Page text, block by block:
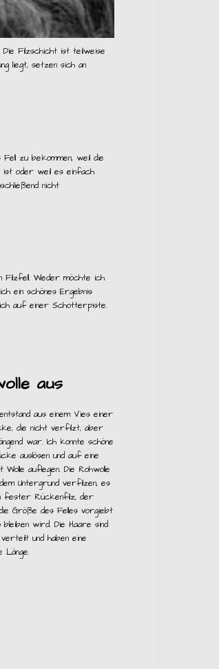
Filzschicht ist teilweise
liegt, setzen sich an
zu bekommen, weil die
oder weil es einfach
nicht
Filzfell. Weder möchte ich
ein schönes Ergebnis
ich auf einer Schotterpiste.
aus
aus einem Vies einer
die nicht verfilzt, aber
war. Ich konnte schöne
auslösen und auf eine
Wolle auflegen. Die Rohwolle
Untergrund verfilzen, es
fester Rückenfilz, der
Größe des Felles vorgiebt
bleiben wird. Die Haare sind
verteilt und haben eine
Länge.